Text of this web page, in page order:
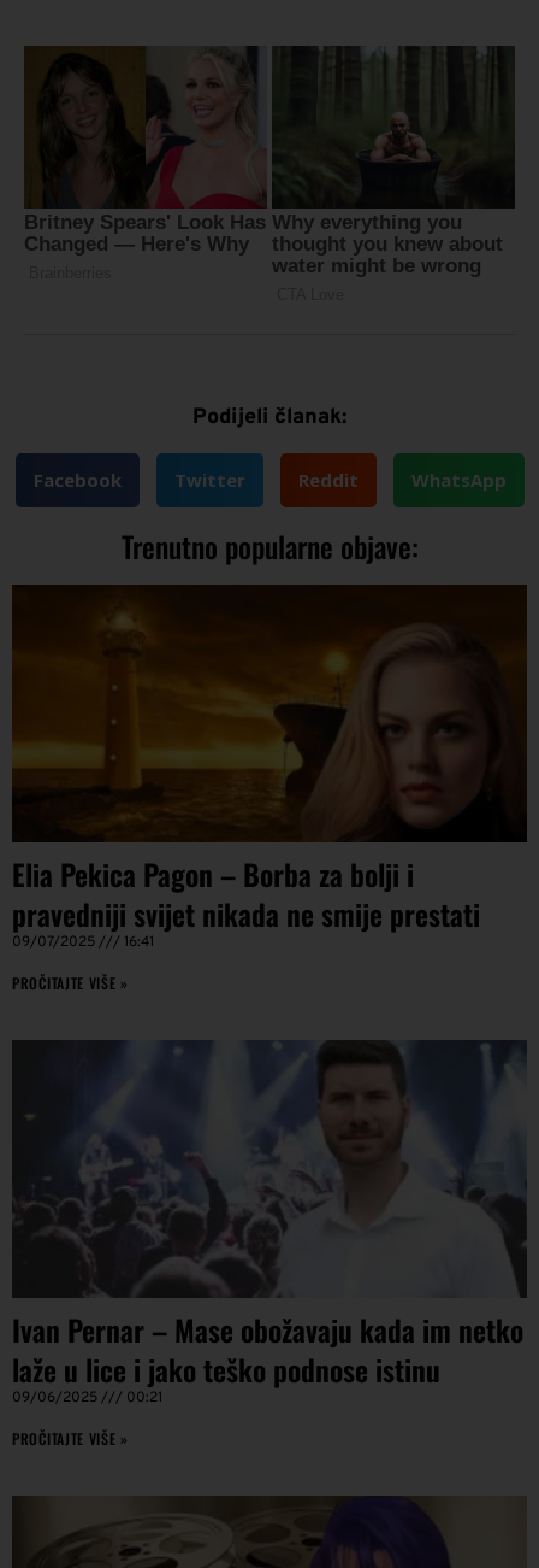
Podijeli članak:
Facebook Twitter Reddit WhatsApp
Trenutno popularne objave:
Elia Pekica Pagon – Borba za bolji i
pravedniji svijet nikada ne smije prestati
09/07/2025 16:41
PROČITAJTE VIŠE »
Ivan Pernar – Mase obožavaju kada im netko
laže u lice i jako teško podnose istinu
09/06/2025 00:21
PROČITAJTE VIŠE »